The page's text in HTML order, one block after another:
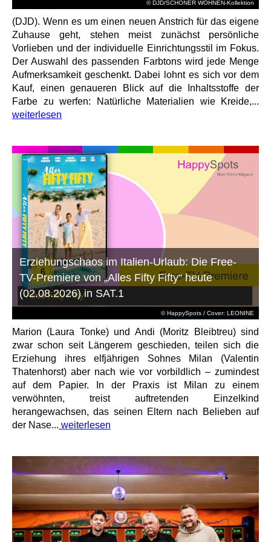
© DJD/SCHÖNER WOHNEN-Kollektion
(DJD). Wenn es um einen neuen Anstrich für das eigene
Zuhause geht, stehen meist zunächst persönliche
Vorlieben und der individuelle Einrichtungsstil im Fokus.
Der Auswahl des passenden Farbtons wird jede Menge
Aufmerksamkeit geschenkt. Dabei lohnt es sich vor dem
Kauf, einen genaueren Blick auf die Inhaltsstoffe der
Farbe zu werfen: Natürliche Materialien wie Kreide,...
weiterlesen
© HappySpots / Cover: LEONINE
Erziehungschaos im Italien-Urlaub: Die Free-
TV-Premiere von „Alles Fifty Fifty“ heute
(02.08.2026) in SAT.1
Marion (Laura Tonke) und Andi (Moritz Bleibtreu) sind
zwar schon seit Längerem geschieden, teilen sich die
Erziehung ihres elfjährigen Sohnes Milan (Valentin
Thatenhorst) aber nach wie vor vorbildlich – zumindest
auf dem Papier. In der Praxis ist Milan zu einem
verwöhnten, treist auftretenden Einzelkind
herangewachsen, das seinen Eltern nach Belieben auf
der Nase... weiterlesen